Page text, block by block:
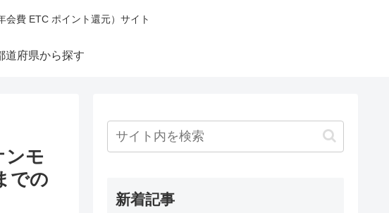
費 ETC ポイント還元）サイト
道府県から探す
ンモ
での
新着記事